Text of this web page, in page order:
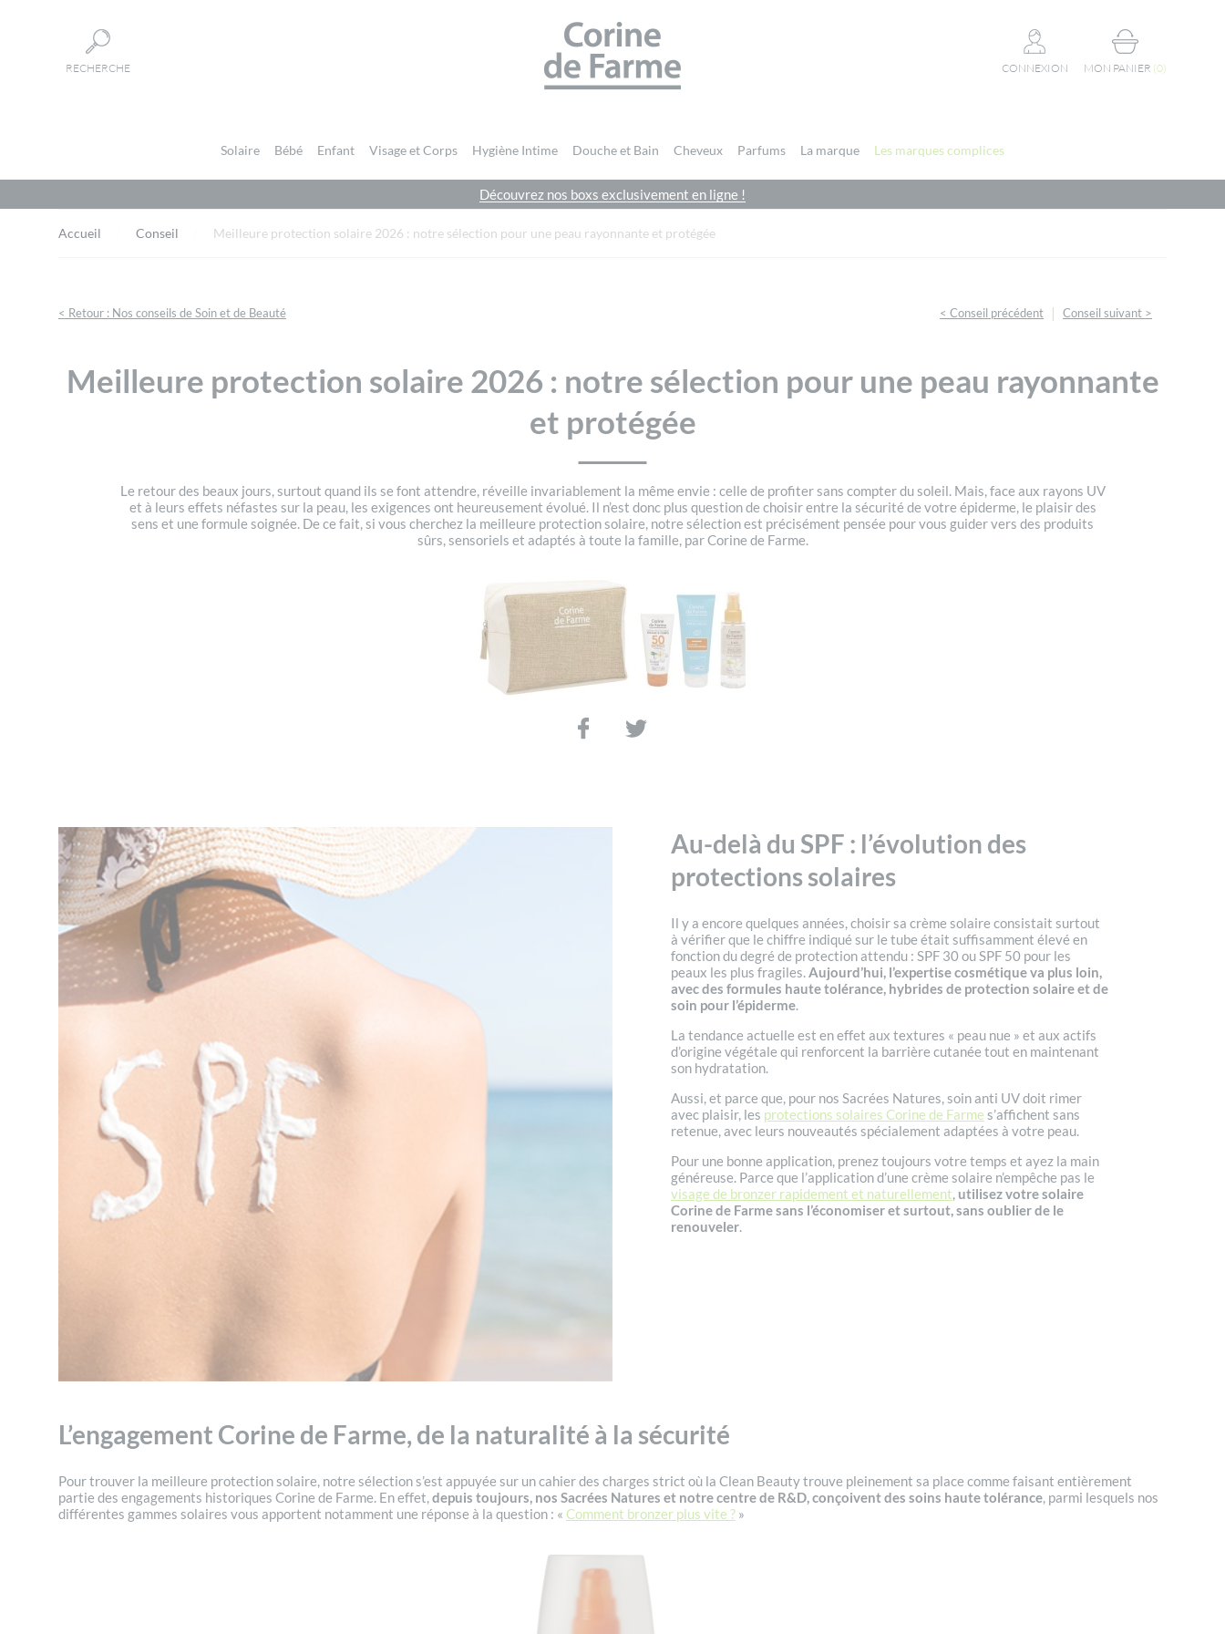
RECHERCHE
CORINE DE FARME SITE OFFICIEL
CONNEXION MON PANIER (0)
Solaire Bébé Enfant Visage et Corps Hygiène Intime Douche et Bain Cheveux Parfums La marque Les marques complices
Découvrez nos boxs exclusivement en ligne !
Accueil Conseil Meilleure protection solaire 2026 : notre sélection pour une peau rayonnante et protégée
< Retour : Nos conseils de Soin et de Beauté < Conseil précédent | Conseil suivant >
Meilleure protection solaire 2026 : notre sélection pour une peau rayonnante
et protégée
Le retour des beaux jours, surtout quand ils se font attendre, réveille invariablement la même envie : celle de profiter sans compter du soleil. Mais, face aux rayons UV
et à leurs effets néfastes sur la peau, les exigences ont heureusement évolué. Il n’est donc plus question de choisir entre la sécurité de votre épiderme, le plaisir des
sens et une formule soignée. De ce fait, si vous cherchez la meilleure protection solaire, notre sélection est précisément pensée pour vous guider vers des produits
sûrs, sensoriels et adaptés à toute la famille, par Corine de Farme.
Au-delà du SPF : l’évolution des
protections solaires
Il y a encore quelques années, choisir sa crème solaire consistait surtout
à vérifier que le chiffre indiqué sur le tube était suffisamment élevé en
fonction du degré de protection attendu : SPF 30 ou SPF 50 pour les
peaux les plus fragiles.Aujourd’hui, l’expertise cosmétique va plus loin,
avec des formules haute tolérance, hybrides de protection solaire et de
soin pour l’épiderme.
La tendance actuelle est en effet aux textures « peau nue » et aux actifs
d’origine végétale qui renforcent la barrière cutanée tout en maintenant
son hydratation.
Aussi, et parce que, pour nos Sacrées Natures, soin anti UV doit rimer
avec plaisir, les protections solaires Corine de Farme s’affichent sans
retenue, avec leurs nouveautés spécialement adaptées à votre peau.
Pour une bonne application, prenez toujours votre temps et ayez la main
généreuse. Parce que l’application d’une crème solaire n’empêche pas le
visage de bronzer rapidement et naturellement, utilisez votre solaire
Corine de Farme sans l’économiser et surtout, sans oublier de le
renouveler.
L’engagement Corine de Farme, de la naturalité à la sécurité
Pour trouver la meilleure protection solaire, notre sélection s’est appuyée sur un cahier des charges strict où la Clean Beauty trouve pleinement sa place comme faisant entièrement
partie des engagements historiques Corine de Farme. En effet,depuis toujours, nos Sacrées Natures et notre centre de R&D, conçoivent des soins haute tolérance, parmi lesquels nos
différentes gammes solaires vous apportent notamment une réponse à la question : « Comment bronzer plus vite ? »